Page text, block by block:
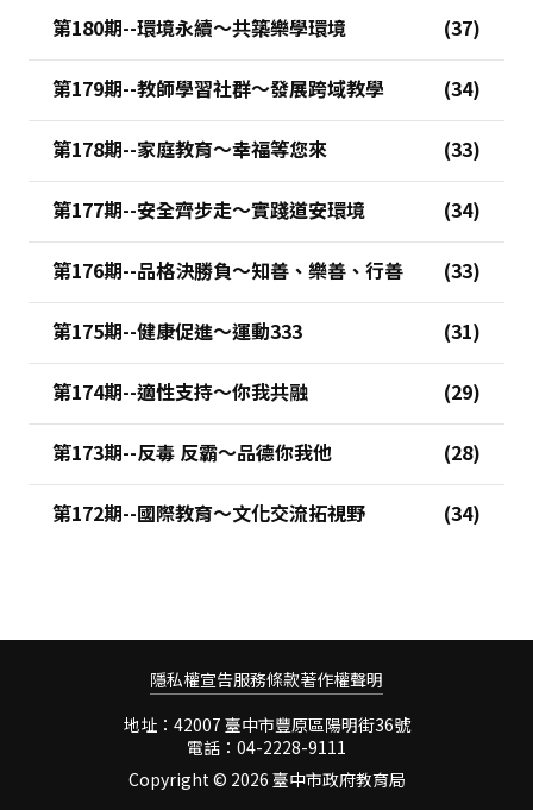
第180期--環境永續～共築樂學環境
第179期--教師學習社群～發展跨域教學
第178期--家庭教育～幸福等您來
第177期--安全齊步走～實踐道安環境
第176期--品格決勝負～知善、樂善、行善
第175期--健康促進～運動333
第174期--適性支持～你我共融
第173期--反毒 反霸～品德你我他
第172期--國際教育～文化交流拓視野
隱私權宣告服務條款著作權聲明
地址：42007 臺中市豐原區陽明街36號
電話：04-2228-9111
Copyright © 2026 臺中市政府教育局